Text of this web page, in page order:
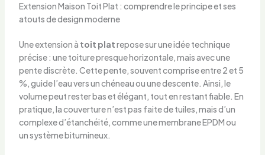
Extension Maison Toit Plat : comprendre le principe et ses
atouts de design moderne
Une extension à toit platrepose sur une idée technique
précise : une toiture presque horizontale, mais avec une
pente discrète. Cette pente, souvent comprise entre 2 et 5
%, guide l’eau vers un chéneau ou une descente. Ainsi, le
volume peut rester bas et élégant, tout en restant fiable. En
pratique, la couverture n’est pas faite de tuiles, mais d’un
complexe d’étanchéité, comme une membrane EPDM ou
un système bitumineux.